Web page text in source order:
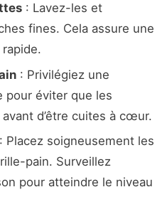
: Lavez-les et
fines. Cela assure une
: Privilégiez une
pour éviter que les
d’être cuites à cœur.
: Placez soigneusement les
pain. Surveillez
pour atteindre le niveau